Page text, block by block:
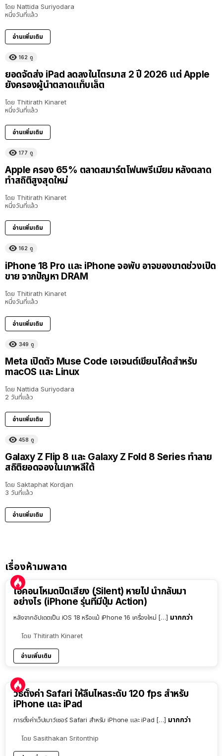
โดย Nattida Suriyodara
หนึ่งวันที่แล้ว
อ่านเพิ่มเติม
162 ดู
ยอดจัดส่ง iPad ลดลงในไตรมาส 2 ปี 2026 แต่ Apple
ยังครองผู้นำตลาดแท็บเล็ต
โดย Thitirath Kinaret
หนึ่งวันที่แล้ว
อ่านเพิ่มเติม
177 ดู
Apple ครอง 65% ตลาดสมาร์ตโฟนพรีเมียม หลังตลาด
ทำสถิติสูงสุดใหม่
โดย Thitirath Kinaret
หนึ่งวันที่แล้ว
อ่านเพิ่มเติม
162 ดู
iPhone 18 Pro และ iPhone จอพับ อาจของขาดช่วงเปิด
ขาย จากปัญหา DRAM
โดย Thitirath Kinaret
หนึ่งวันที่แล้ว
อ่านเพิ่มเติม
349 ดู
Meta เปิดตัว Muse Code เอเจนต์เขียนโค้ดสำหรับ
macOS และ Linux
โดย Nattida Suriyodara
2 วันที่แล้ว
อ่านเพิ่มเติม
458 ดู
Galaxy Z Flip 8 และ Galaxy Z Fold 8 Series ทำลาย
สถิติยอดจองในเกาหลีใต้
โดย Saktaphat Kordjan
3 วันที่แล้ว
อ่านเพิ่มเติม
เรื่องห้ามพลาด
ไอคอนโหมดปิดเสียง (Silent) หายไป นำกลับมา
อย่างไร (iPhone รุ่นที่มีปุ่ม Action)
หลังจากอัปเดตเป็น iOS 18 หรือแม้ iPhone 16 เครื่องใหม่ […] มากกว่า
โดย Thitirath Kinaret
อ่านเพิ่มเติม
วิธีตั้งค่า Safari ให้ลื่นไหลระดับ 120 fps สำหรับ
iPhone และ iPad
การตั้งค่าเว็ปเบาว์เซอร์ Safari สำหรับ iPhone และ iPad […] มากกว่า
โดย Sasithakan Sritonthip